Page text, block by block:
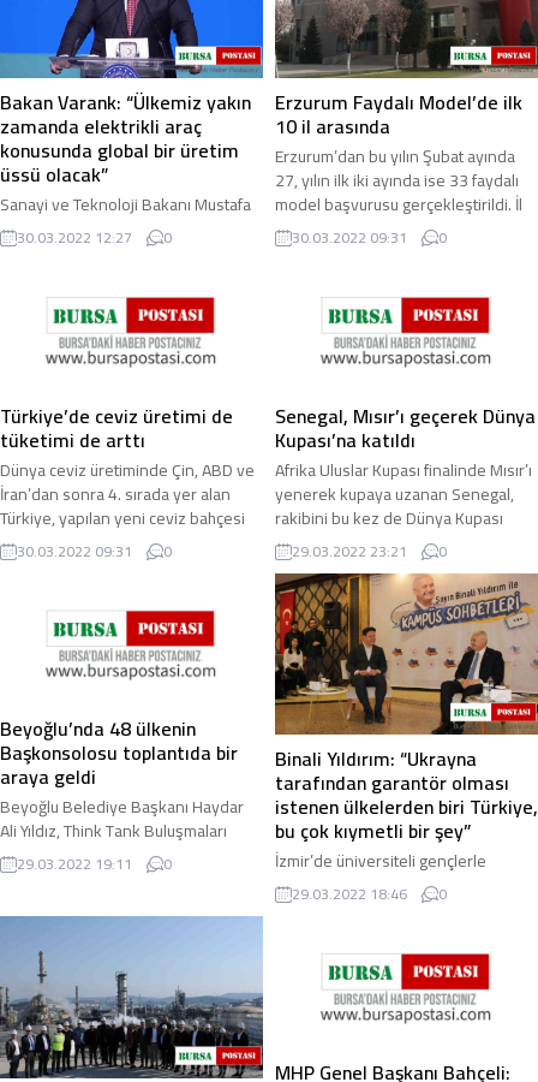
Bakan Varank: “Ülkemiz yakın
zamanda elektrikli araç
konusunda global bir üretim
üssü olacak”
Sanayi ve Teknoloji Bakanı Mustafa
Varank, Togg ile beraber diğer
küresel markaların da Türkiye’deki
30.03.2022 12:27 0
Erzurum Faydalı Model’de ilk
10 il arasında
Erzurum’dan bu yılın Şubat ayında
27, yılın ilk iki ayında ise 33 faydalı
model başvurusu gerçekleştirildi. İl
Faydalı Model başvuru sayısı ...
30.03.2022 09:31 0
Türkiye’de ceviz üretimi de
tüketimi de arttı
Dünya ceviz üretiminde Çin, ABD ve
İran’dan sonra 4. sırada yer alan
Türkiye, yapılan yeni ceviz bahçesi
yatırımları ile birlikte ceviz üretimini
... 30.03.2022 09:31 0
Senegal, Mısır’ı geçerek Dünya
Kupası’na katıldı
Afrika Uluslar Kupası finalinde Mısır’ı
yenerek kupaya uzanan Senegal,
rakibini bu kez de Dünya Kupası
yolunda geçerek gülen taraf oldu.
2022 ...
29.03.2022 23:21 0
Beyoğlu’nda 48 ülkenin
Başkonsolosu toplantıda bir
araya geldi
Beyoğlu Belediye Başkanı Haydar
Ali Yıldız, Think Tank Buluşmaları
kapsamında 48 ülkenin
Başkonsolosu ve Başkonsolos
29.03.2022 19:11 0
Binali Yıldırım: “Ukrayna
tarafından garantör olması
istenen ülkelerden biri Türkiye,
bu çok kıymetli bir şey”
İzmir’de üniversiteli gençlerle
sohbet toplantısına katılan AK Parti
Genel Başkan Vekili Binali Yıldırım,
halinde ...
29.03.2022 18:46 0
MHP Genel Başkanı Bahçeli: